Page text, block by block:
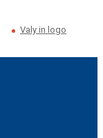
Valy in logo